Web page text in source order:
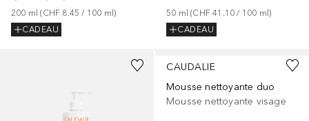
200 ml (CHF 8.45 / 100 ml)
CADEAU
50 ml (CHF 41.10 / 100 ml)
CADEAU
CAUDALIE
Mousse nettoyante duo
Mousse nettoyante visage